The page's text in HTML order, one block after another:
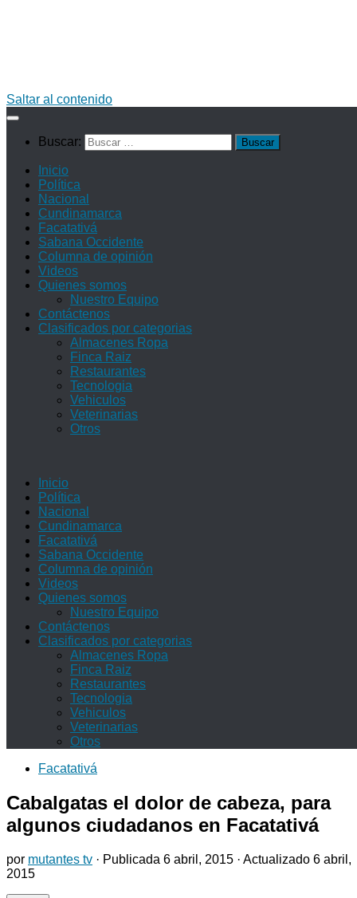
Saltar al contenido
Buscar:
Inicio
Política
Nacional
Cundinamarca
Facatativá
Sabana Occidente
Columna de opinión
Videos
Quienes somos
Nuestro Equipo
Contáctenos
Clasificados por categorias
Almacenes Ropa
Finca Raiz
Restaurantes
Tecnologia
Vehiculos
Veterinarias
Otros
Inicio
Política
Nacional
Cundinamarca
Facatativá
Sabana Occidente
Columna de opinión
Videos
Quienes somos
Nuestro Equipo
Contáctenos
Clasificados por categorias
Almacenes Ropa
Finca Raiz
Restaurantes
Tecnologia
Vehiculos
Veterinarias
Otros
Facatativá
Cabalgatas el dolor de cabeza, para
algunos ciudadanos en Facatativá
por mutantes tv · Publicada 6 abril, 2015 · Actualizado 6 abril,
2015